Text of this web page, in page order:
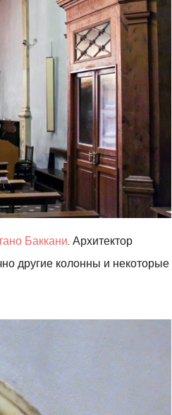
Баккани . Архитектор
другие колонны и некоторые